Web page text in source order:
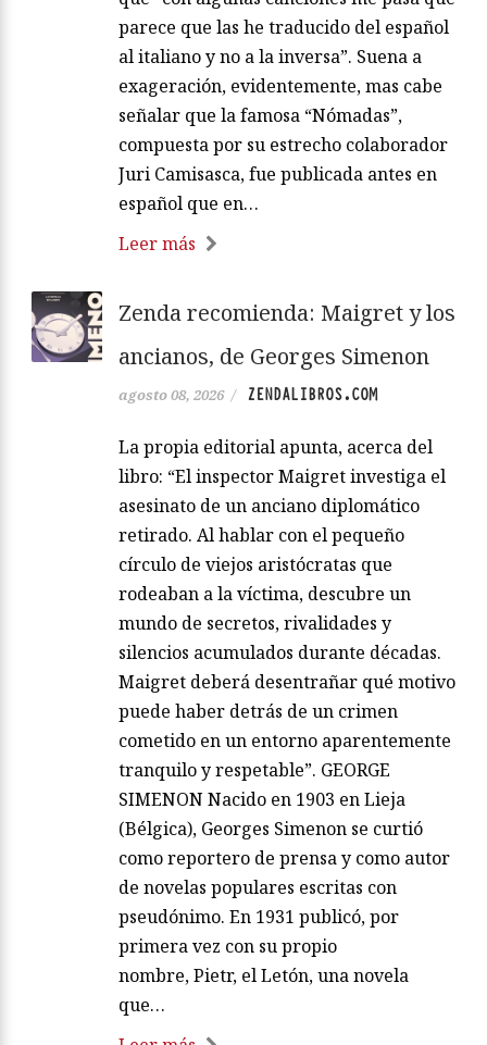
parece que las he traducido del español
al italiano y no a la inversa”. Suena a
exageración, evidentemente, mas cabe
señalar que la famosa “Nómadas”,
compuesta por su estrecho colaborador
Juri Camisasca, fue publicada antes en
español que en…
Leer más
Zenda recomienda: Maigret y los
ancianos, de Georges Simenon
agosto 08, 2026 / ZENDALIBROS.COM
La propia editorial apunta, acerca del
libro: “El inspector Maigret investiga el
asesinato de un anciano diplomático
retirado. Al hablar con el pequeño
círculo de viejos aristócratas que
rodeaban a la víctima, descubre un
mundo de secretos, rivalidades y
silencios acumulados durante décadas.
Maigret deberá desentrañar qué motivo
puede haber detrás de un crimen
cometido en un entorno aparentemente
tranquilo y respetable”. GEORGE
SIMENON Nacido en 1903 en Lieja
(Bélgica), Georges Simenon se curtió
como reportero de prensa y como autor
de novelas populares escritas con
pseudónimo. En 1931 publicó, por
primera vez con su propio
nombre, Pietr, el Letón, una novela
que…